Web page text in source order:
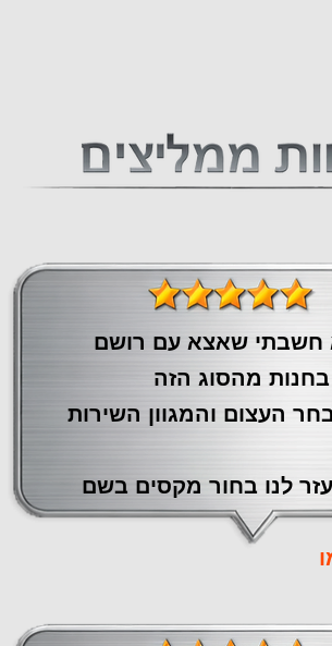
חשבתי שאצא עם רושם
‏בחנות מהסוג הזה
העצום והמגוון השירות
לנו ‏בחור מקסים בשם